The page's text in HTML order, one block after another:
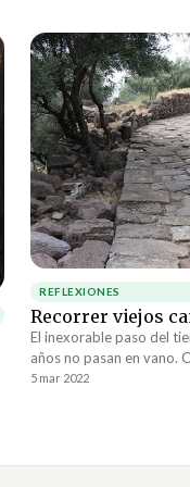
REFLEXIONES
Recorrer viejos
El inexorable paso del
años no pasan en vano.
han quedado atrás,
5 mar 2022